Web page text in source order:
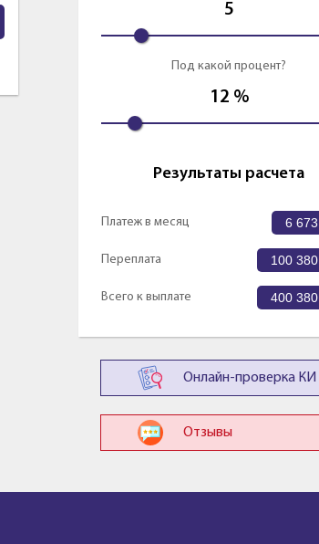
5
Под какой процент?
12 %
Результаты расчета
Платеж в месяц 6 673
Переплата 100 380
Всего к выплате 400 380
Онлайн-проверка КИ
Отзывы